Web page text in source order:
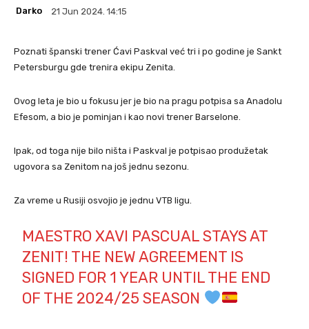
Darko 21 Jun 2024. 14:15
Poznati španski trener Ćavi Paskval već tri i po godine je Sankt
Petersburgu gde trenira ekipu Zenita.
Ovog leta je bio u fokusu jer je bio na pragu potpisa sa Anadolu
Efesom, a bio je pominjan i kao novi trener Barselone.
Ipak, od toga nije bilo ništa i Paskval je potpisao produžetak
ugovora sa Zenitom na još jednu sezonu.
Za vreme u Rusiji osvojio je jednu VTB ligu.
MAESTRO XAVI PASCUAL STAYS AT
ZENIT! THE NEW AGREEMENT IS
SIGNED FOR 1 YEAR UNTIL THE END
OF THE 2024/25 SEASON